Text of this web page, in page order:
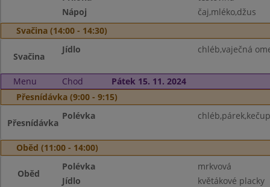
Nápoj
čaj,mléko,džus
Svačina (14:00 - 14:30)
Svačina
Jídlo chléb,vaječná
Menu Chod
Pátek 15. 11. 2024
Přesnídávka (9:00 - 9:15)
Přesnídávka
Polévka
Oběd (11:00 - 14:00)
Oběd
Polévka
mrkvová
Jídlo
květákové placky